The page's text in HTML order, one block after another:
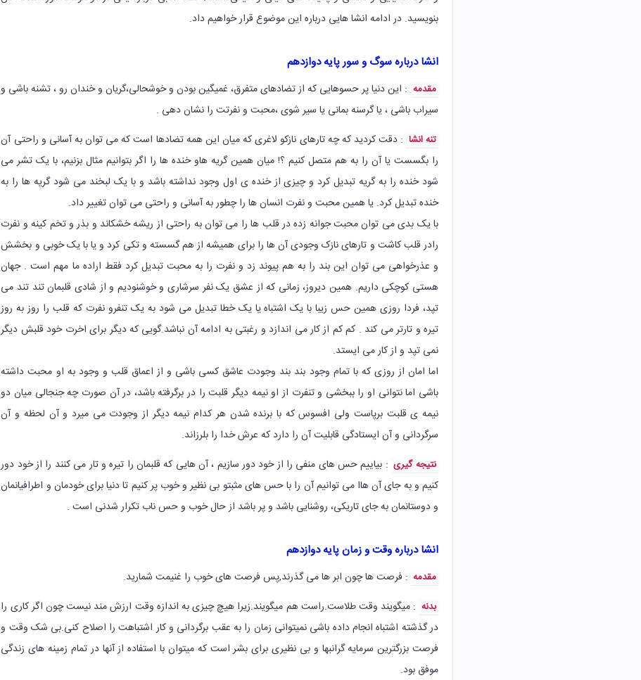
بنویسید. در ادامه انشا هایی درباره این موضوع قرار خواهیم داد.
انشا درباره سوگ و سور پایه دوازدهم
مقدمه : این دنیا پر حسوهایی که از تضادهای متفرق، غمیگین بودن و خوشحالی،گریان و خندان رو ، تشنه باشی و
سیراب باشی ، یا گرسنه بمانی یا سیر شوی ،محبت و نفرتت را نشان دهی .
تنه انشا : دقت کردید که چه تارهای نازکو لاغری که میان این همه تضادها است که می توان به آسانی و راحتی آن
را بگسست یا آن را به هم متصل کنیم ؟! میان همین گریه هاو خنده ها را اگر بتوانیم مثال بزنیم، با یک تشر می
شود خنده را به گریه تبدیل کرد و چیزی از خنده ی اول وجود نداشته باشد و با یک لبخند می شود گریه ها را به
خنده تبدیل کرد. یا همین محبت و نفرت انسان ها را چطور به آسانی و راحتی می توان تغییر داد.
با یک بدی می توان محبت جوانه زده در قلب ها را می توان به راحتی از ریشه خشکاند و بذر و تخم کینه و نفرت
رادر قلب کاشت و تارهای نازک وجودی آن ها را برای همیشه از هم گسسته و تکی کرد و یا با یک خوبی و بخشش
و عذرخواهی می توان این بند را به هم پیوند زد و نفرت را به محبت تبدیل کرد فقط اراده ما مهم است . جهان
هستی کوچکی داریم. همین دیروز، زمانی که از عشق یک نفر سرشاری و خوشنودیم و از شادی قلبمان تند تند می
تپد، فردا روزی همین حس زیبا با یک اشتباه یا یک خطا تبدیل می شود به یک تنفرو نفرت که قلب را روز به روز
تیره و تارتر می کند . کم کم از کار می اندازد و رغبتی به ادامه آن نباشد.گویی که دیگر برای اخرت خود قلبش دیگر
نمی تپد و از کار می ایستد.
اما امان از روزی که با تمام وجود بند بند وجودت عاشق کسی باشی و از اعماق قلب و وجود به او محبت داشته
باشی اما نتوانی او را ببخشی و تنفرت از او نیمه دیگر قلبت را در برگرفته باشد، در آن صورت چه جنجالی میان دو
نیمه ی قلبت برپاست ولی افسوس که با برنده شدن هر کدام نیمه دیگر از وجودت می میرد و آن لحظه و آن
سرگردانی و آن ایستادگی قابلیت آن را دارد که عرش خدا را بلرزاند.
نتیجه گیری : بیاییم حس های منفی را از خود دور سازیم ، آن هایی که قلبمان را تیره و تار می کنند را از خود دور
کنیم و به جای آن هاا می توانیم آن را با حس های مثبتو بی نظیر و خوب پر کنیم تا دنیا برای خودمان و اطرافیانمان
و دوستانمان به جای تاریکی، روشنایی باشد و پر باشد از حال خوب و حس ناب تکرار شدنی است .
انشا درباره وقت و زمان پایه دوازدهم
مقدمه : فرصت ها چون ابر ها می گذرند,پس فرصت های خوب را غنیمت شمارید.
بدنه : میگویند وقت طلاست.راست هم میگویند.زیرا هیچ چیزی به اندازه وقت ارزش مند نیست چون اگر کاری را
در گذشته اشتباه انجام داده باشی نمیتوانی زمان را به عقب برگردانی و کار اشتباهت را اصلاح کنی.بی شک وقت و
فرصت بزرگترین سرمایه گرانبها و بی نظیری برای بشر است که میتوان با استفاده از آنها در تمام زمینه های زندگی
موفق بود.